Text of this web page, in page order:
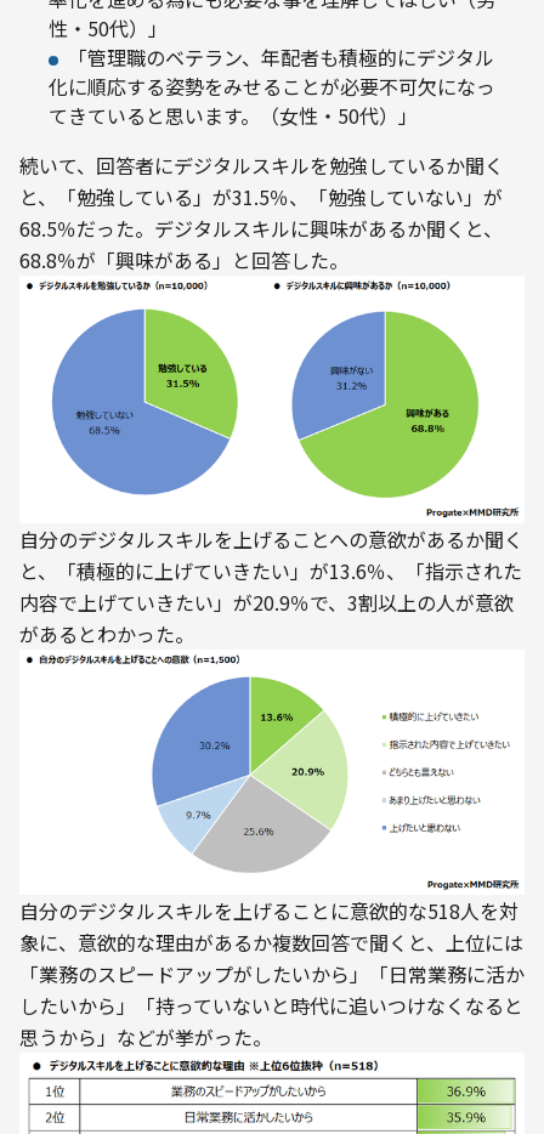
性・50代）」
「管理職のベテラン、年配者も積極的にデジタル
化に順応する姿勢をみせることが必要不可欠になっ
てきていると思います。（女性・50代）」
続いて、回答者にデジタルスキルを勉強しているか聞く
と、「勉強している」が31.5％、「勉強していない」が
68.5％だった。デジタルスキルに興味があるか聞くと、
68.8％が「興味がある」と回答した。
自分のデジタルスキルを上げることへの意欲があるか聞く
と、「積極的に上げていきたい」が13.6％、「指示された
内容で上げていきたい」が20.9％で、3割以上の人が意欲
があるとわかった。
自分のデジタルスキルを上げることに意欲的な518人を対
象に、意欲的な理由があるか複数回答で聞くと、上位には
「業務のスピードアップがしたいから」「日常業務に活か
したいから」「持っていないと時代に追いつけなくなると
思うから」などが挙がった。